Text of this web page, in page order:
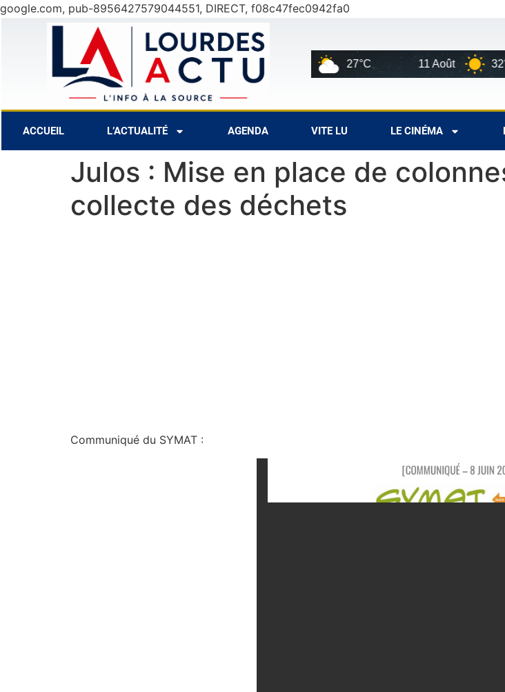
google.com, pub-8956427579044551, DIRECT, f08c47fec0942fa0
9 Août 31°C 27°C 11 Août 32°C
ACCUEIL L’ACTUALITÉ AGENDA VITE LU LE CINÉMA
Julos : Mise en place de
collecte des déchets
Communiqué du SYMAT :